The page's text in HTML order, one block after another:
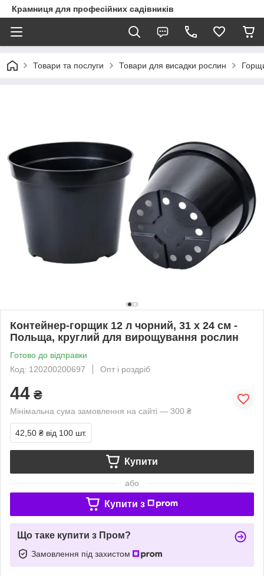
Крамниця для професійних садівників
Товари та послуги Товари для висадки рослин
Контейнер-горщик 12 л чорний, 31 х 24 см -
Польща, круглий для вирощування рослин
Готово до відправки
Код: 120200200697
Опт і роздріб
44 ₴
Мінімальна сума замовлення на сайті — 300 ₴
42,50 ₴ від 100 шт.
Купити
або
Купити з
Що таке купити з Пром?
Замовлення під захистом